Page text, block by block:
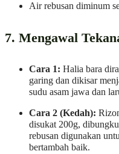
Air rebusan diminum
7. Mengawal
Cara 1: Halia bara
garing dan dikisar
sudu asam jawa dan
Cara 2 (Kedah):
disukat 200g,
rebusan digunakan
bertambah baik.